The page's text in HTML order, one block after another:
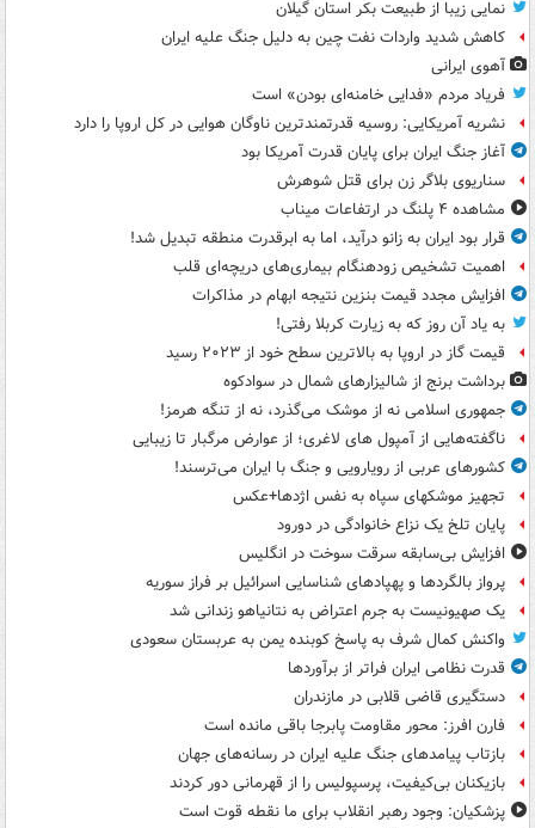
نمایی زیبا از طبیعت بکر استان گیلان
کاهش شدید واردات نفت چین به دلیل جنگ علیه ایران
آهوی ایرانی
فریاد مردم «فدایی خامنه‌ای بودن» است
نشریه آمریکایی: روسیه قدرتمندترین ناوگان هوایی در کل اروپا را دارد
آغاز جنگ ایران برای پایان قدرت آمریکا بود
سناریوی بلاگر زن برای قتل شوهرش
مشاهده ۴ پلنگ در ارتفاعات میناب
قرار بود ایران به زانو درآید، اما به ابرقدرت منطقه تبدیل شد!
اهمیت تشخیص زودهنگام بیماری‌های دریچه‌ای قلب
افزایش مجدد قیمت بنزین نتیجه ابهام در مذاکرات
به یاد آن روز که به زیارت کربلا رفتی!
قیمت گاز در اروپا به بالاترین سطح خود از ۲۰۲۳ رسید
برداشت برنج از شالیزارهای شمال در سوادکوه
جمهوری اسلامی نه از موشک می‌گذرد، نه از تنگه هرمز!
ناگفته‌هایی از آمپول های لاغری؛ از عوارض مرگبار تا زیبایی
کشورهای عربی از رویارویی و جنگ با ایران می‌ترسند!
تجهیز موشکهای سپاه به نفس اژدها+عکس
پایان تلخ یک نزاع خانوادگی در دورود
افزایش بی‌سابقه سرقت سوخت در انگلیس
پرواز بالگردها و پهپادهای شناسایی اسرائیل بر فراز سوریه
یک صهیونیست به جرم اعتراض به نتانیاهو زندانی شد
واکنش کمال شرف به پاسخ کوبنده یمن به عربستان سعودی
قدرت نظامی ایران فراتر از برآوردها
دستگیری قاضی قلابی در مازندران
فارن افرز: محور مقاومت پابرجا باقی مانده است
بازتاب پیامدهای جنگ علیه ایران در رسانه‌های جهان
بازیکنان بی‌کیفیت، پرسپولیس را از قهرمانی دور کردند
پزشکیان: وجود رهبر انقلاب برای ما نقطه قوت است